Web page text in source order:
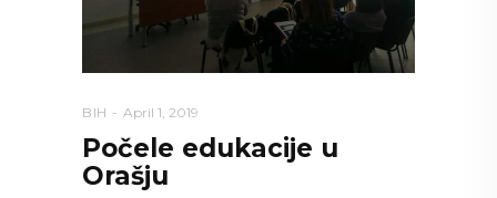
BIH April 1, 2019
Počele edukacije u
Orašju